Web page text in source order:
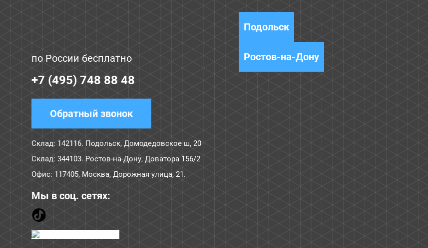
по России бесплатно
+7 (495) 748 88 48
Обратный звонок
Склад: 142116. Подольск, Домодедовское ш, 20
Склад: 344103. Ростов-на-Дону, Доватора 156/2
Офис: 117405, Москва, Дорожная улица, 21.
Мы в соц. сетях:
Подольск
Ростов-на-Дону